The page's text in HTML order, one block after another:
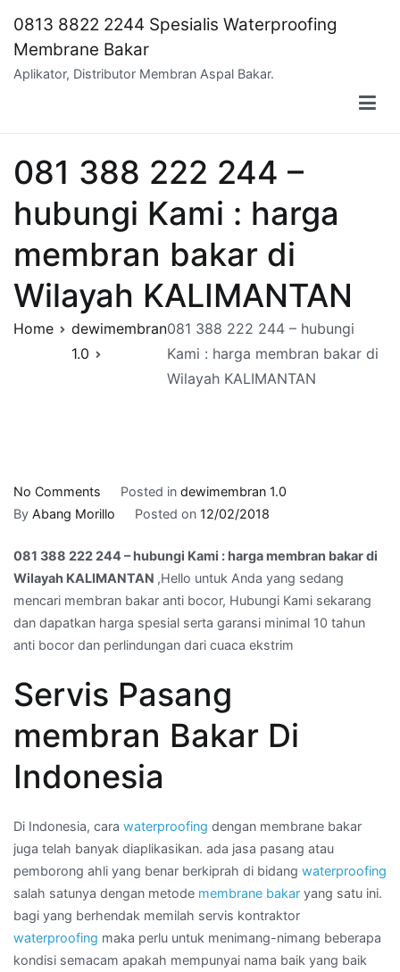
content
0813 8822 2244 Spesialis Waterproofing
Membrane Bakar
Aplikator, Distributor Membran Aspal Bakar.
081 388 222 244 –
hubungi Kami : harga
membran bakar di
Wilayah KALIMANTAN
Home
dewimembran
1.0
081 388 222 244 – hubungi
Kami : harga membran bakar di
Wilayah KALIMANTAN
No Comments
081
222
244
–
hubungi
Kami
harga
bakar
Wilayah
Posted in dewimembran 1.0
By Abang Morillo Posted on 12/02/2018
081 388 222 244 – hubungi Kami : harga membran bakar di
Wilayah KALIMANTAN ,Hello untuk Anda yang sedang
mencari membran bakar anti bocor, Hubungi Kami sekarang
dan dapatkan harga spesial serta garansi minimal 10 tahun
anti bocor dan perlindungan dari cuaca ekstrim
Servis Pasang
membran Bakar Di
Indonesia
Di Indonesia, cara waterproofing dengan membrane bakar
juga telah banyak diaplikasikan. ada jasa pasang atau
pemborong ahli yang benar berkiprah di bidang waterproofing
salah satunya dengan metode membrane bakar yang satu ini.
bagi yang berhendak memilah servis kontraktor
waterproofing maka perlu untuk menimang-nimang beberapa
kondisi semacam apakah mempunyai nama baik yang baik